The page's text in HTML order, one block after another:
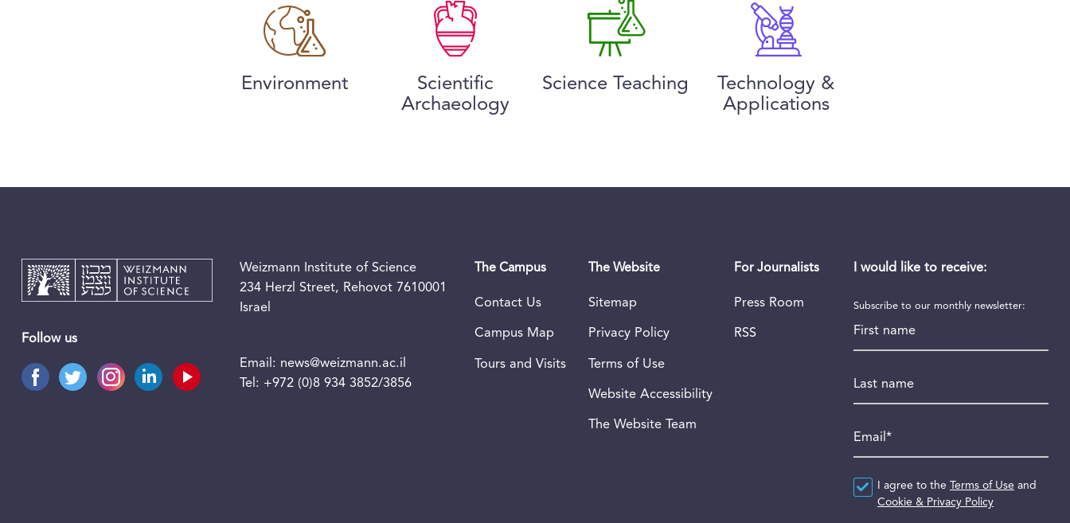
Environment
Scientific
Archaeology
Science Teaching
Technology &
Applications
Follow us
Weizmann Institute of Science
234 Herzl Street, Rehovot 7610001
Israel
Email: news@weizmann.ac.il
Tel: +972 (0)8 934 3852/3856
The Campus
Contact Us
Campus Map
Tours and Visits
The Website
Sitemap
Privacy Policy
Terms of Use
Website Accessibility
The Website Team
For Journalists
Press Room
RSS
I would like to receive:
Subscribe to our monthly newsletter:
Agreement*
I agree to the Terms of Use and
Cookie & Privacy Policy